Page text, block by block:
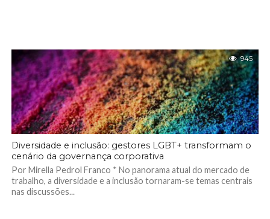
945
Diversidade e inclusão: gestores LGBT+ transformam o
cenário da governança corporativa
Por Mirella Pedrol Franco * No panorama atual do mercado de
trabalho, a diversidade e a inclusão tornaram-se temas centrais
nas discussões...